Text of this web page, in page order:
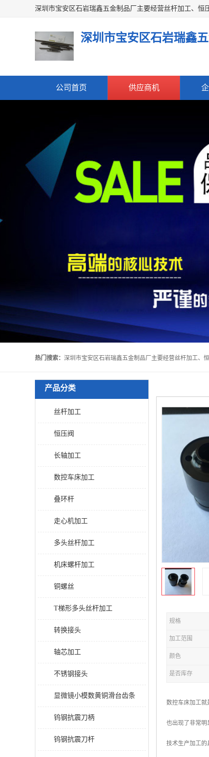
深圳市宝安区石岩瑞鑫
公司首页 供应商机
热门搜索：
产品分类
丝杆加工
恒压阀
长轴加工
数控车床加工
叠环杆
走心机加工
多头丝杆加工
机床螺杆加工
铜螺丝
T梯形多头丝杆加工
转换接头
轴芯加工
不锈钢接头
显微镜小模数黄铜滑台齿条
钨钢抗震刀柄
钨钢抗震刀杆
规格
加工范围
颜色
是否库存
数控车床加工就
也出现了非常明
技术生产加工的